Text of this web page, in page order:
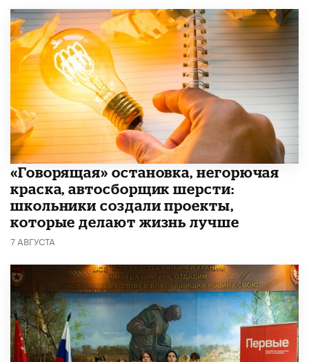
​«Говорящая» остановка, негорючая
краска, автосборщик шерсти:
школьники создали проекты,
которые делают жизнь лучше
7 АВГУСТА